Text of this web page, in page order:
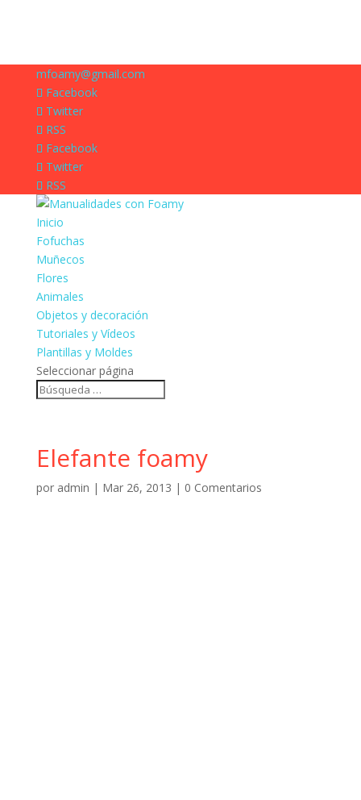
mfoamy@gmail.com
Facebook
Twitter
RSS
Facebook
Twitter
RSS
Inicio
Fofuchas
Muñecos
Flores
Animales
Objetos y decoración
Tutoriales y Vídeos
Plantillas y Moldes
Seleccionar página
Elefante foamy
por admin | Mar 26, 2013 | 0 Comentarios